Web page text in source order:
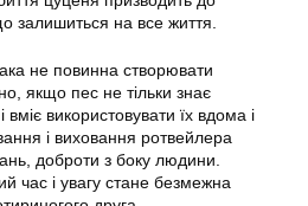
залишиться на все життя.
не повинна створювати
якщо пес не тільки знає
використовувати їх вдома і
і виховання ротвейлера
доброти з боку людини.
час і увагу стане безмежна